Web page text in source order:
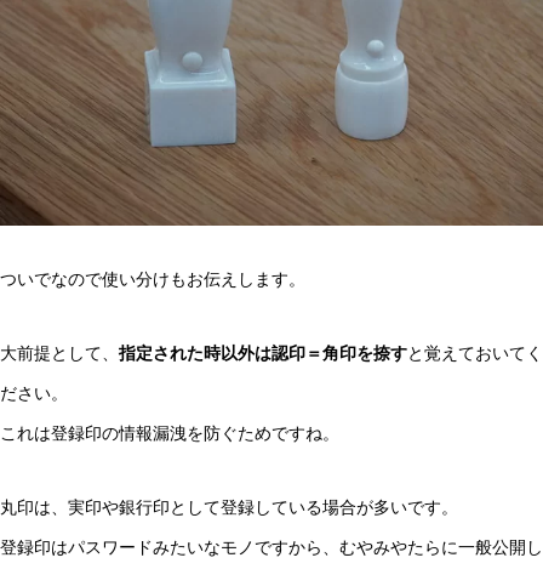
ついでなので使い分けもお伝えします。
大前提として、 指定された時以外は認印＝角印を捺すと覚えておいてく
ださい。
これは登録印の情報漏洩を防ぐためですね。
丸印は、実印や銀行印として登録している場合が多いです。
登録印はパスワードみたいなモノですから、むやみやたらに一般公開し